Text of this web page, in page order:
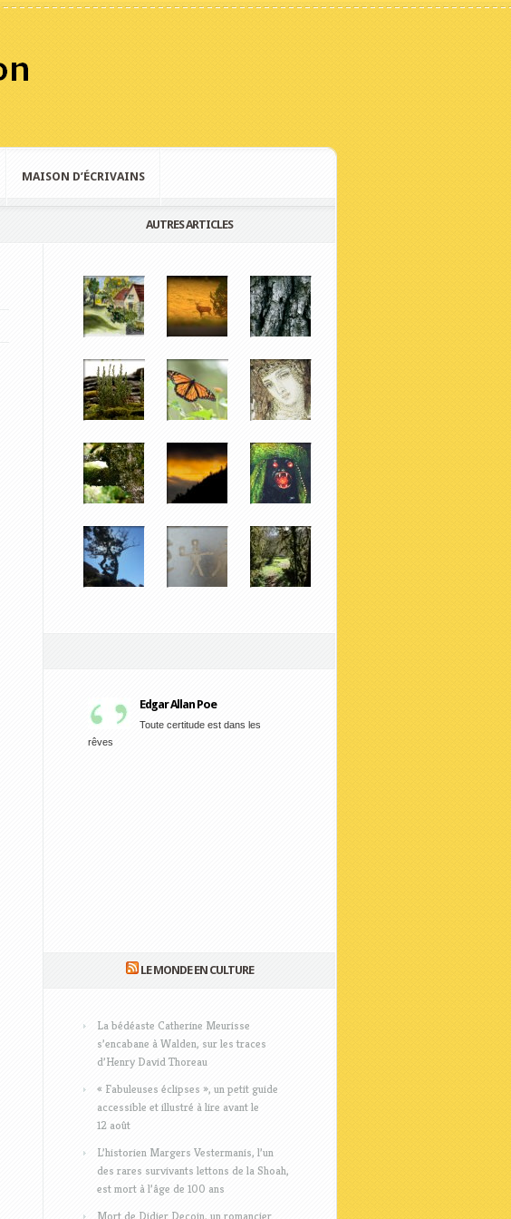
MAISON D’ÉCRIVAINS
AUTRES ARTICLES
Edgar Allan Poe
Toute certitude est dans les
rêves
LE MONDE EN CULTURE
La bédéaste Catherine Meurisse
s’encabane à Walden, sur les traces
d’Henry David Thoreau
« Fabuleuses éclipses », un petit guide
accessible et illustré à lire avant le
12 août
L’historien Margers Vestermanis, l’un
des rares survivants lettons de la Shoah,
est mort à l’âge de 100 ans
Mort de Didier Decoin, un romancier